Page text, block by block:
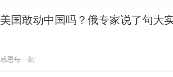
美国敢动中国吗？俄专家说了句大
感恩每一刻